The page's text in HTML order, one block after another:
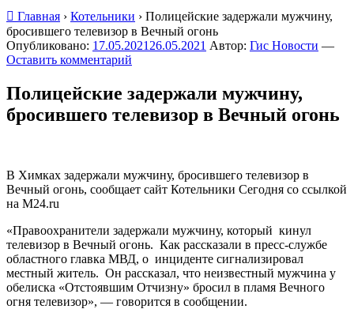
Главная › Котельники › Полицейские задержали мужчину,
бросившего телевизор в Вечный огонь
Опубликовано: 17.05.2021 26.05.2021 Автор: Гис Новости —
Оставить комментарий
Полицейские задержали мужчину,
бросившего телевизор в Вечный огонь
В Химках задержали мужчину, бросившего телевизор в
Вечный огонь, сообщает сайт Котельники Сегодня со ссылкой
на M24.ru
«Правоохранители задержали мужчину, который кинул
телевизор в Вечный огонь. Как рассказали в пресс-службе
областного главка МВД, о инциденте сигнализировал
местный житель. Он рассказал, что неизвестный мужчина у
обелиска «Отстоявшим Отчизну» бросил в пламя Вечного
огня телевизор», — говорится в сообщении.